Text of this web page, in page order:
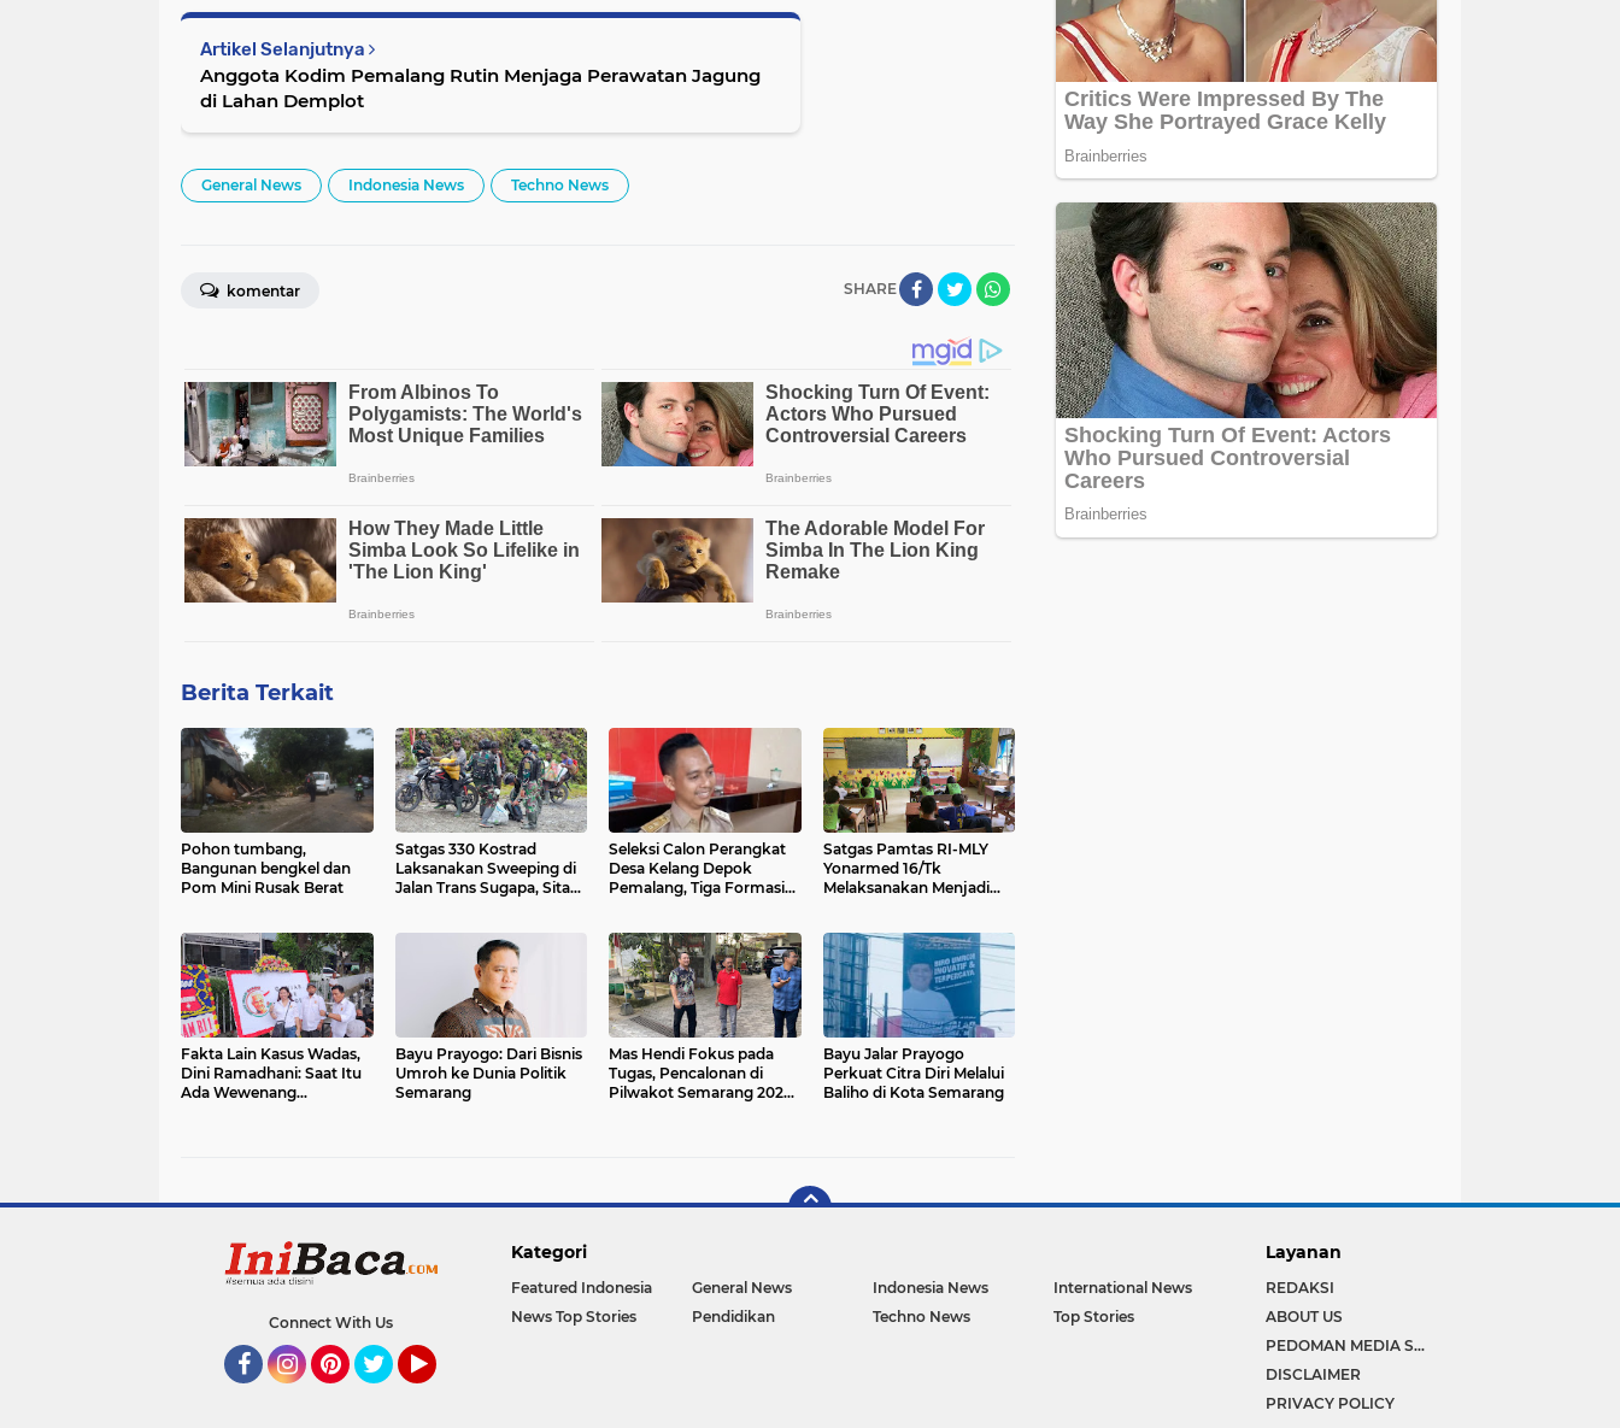
Artikel Selanjutnya
Anggota Kodim Pemalang Rutin Menjaga Perawatan Jagung
di Lahan Demplot
General News Indonesia News Techno News
SHARE
komentar
Berita Terkait
Pohon tumbang,
Bangunan bengkel dan
Pom Mini Rusak Berat
Satgas 330 Kostrad
Laksanakan Sweeping di
Jalan Trans Sugapa, Sita
Seleksi Calon Perangkat
Desa Kelang Depok
Pemalang, Tiga Formasi
Satgas Pamtas RI-MLY
Yonarmed 16/Tk
Melaksanakan Menjadi
Fakta Lain Kasus Wadas,
Dini Ramadhani: Saat Itu
Ada Wewenang
Bayu Prayogo: Dari Bisnis
Umroh ke Dunia Politik
Semarang
Mas Hendi Fokus pada
Tugas, Pencalonan di
Pilwakot Semarang 2024
Bayu Jalar Prayogo
Perkuat Citra Diri Melalui
Baliho di Kota Semarang
Connect With Us
Kategori
Featured Indonesia General News Indonesia News
International News
News Top Stories
Pendidikan Techno News Top Stories
Layanan
REDAKSI
ABOUT US
PEDOMAN MEDIA SIBER
DISCLAIMER
PRIVACY POLICY